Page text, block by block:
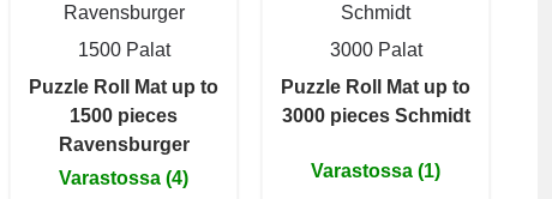
Ravensburger
1500 Palat
Puzzle Roll Mat up to
1500 pieces
Ravensburger
Varastossa (4)
Schmidt
3000 Palat
Puzzle Roll Mat up to
3000 pieces Schmidt
Varastossa (1)